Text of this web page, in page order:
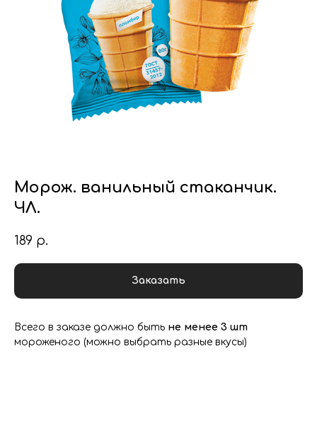
Морож. ванильный стаканчик.
ЧЛ.
189 р.
Заказать
Всего в заказе должно быть не менее 3 шт
мороженого (можно выбрать разные вкусы)